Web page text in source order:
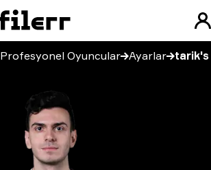
Profesyonel Oyuncular Ayarlar